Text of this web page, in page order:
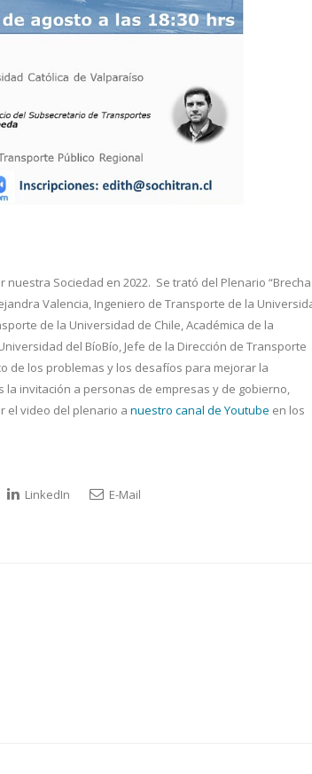
Sociedad en 2022. Se trató del Plenario
Valencia, Ingeniero de Transporte de la
de la Universidad de Chile, Académica de la
del BíoBío, Jefe de la Dirección de Transporte
de los problemas y los desafíos para mejorar la
invitación a personas de empresas y de gobierno,
el video del plenario a nuestro canal de Youtube en los
LinkedIn E-Mail